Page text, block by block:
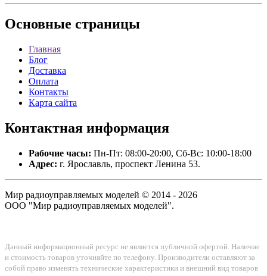
Основные страницы
Главная
Блог
Доставка
Оплата
Контакты
Карта сайта
Контактная информация
Рабочие часы: Пн-Пт: 08:00-20:00, Сб-Вс: 10:00-18:00
Адрес: г. Ярославль, проспект Ленина 53.
Мир радиоуправляемых моделей © 2014 - 2026
ООО "Мир радиоуправляемых моделей".
Данный информационный ресурс не является публичной офертой. Наличие
и стоимость товаров уточняйте по телефону. Производители оставляют за
собой право изменять технические характеристики и внешний вид товаров